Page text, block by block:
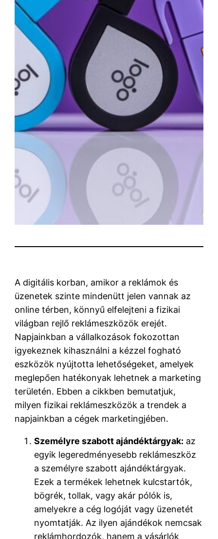
A digitális korban, amikor a reklámok és
üzenetek szinte mindenütt jelen vannak az
online térben, könnyű elfelejteni a fizikai
világban rejlő reklámeszközök erejét.
Napjainkban a vállalkozások fokozottan
igyekeznek kihasználni a kézzel fogható
eszközök nyújtotta lehetőségeket, amelyek
meglepően hatékonyak lehetnek a marketing
területén. Ebben a cikkben bemutatjuk,
milyen fizikai reklámeszközök a trendek a
napjainkban a cégek marketingjében.
Személyre szabott ajándéktárgyak: az
egyik legeredményesebb reklámeszköz
a személyre szabott ajándéktárgyak.
Ezek a termékek lehetnek kulcstartók,
bögrék, tollak, vagy akár pólók is,
amelyekre a cég logóját vagy üzenetét
nyomtatják. Az ilyen ajándékok nemcsak
reklámhordozók, hanem a vásárlók